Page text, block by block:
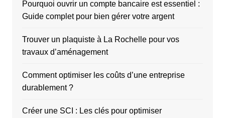
Pourquoi ouvrir un compte bancaire est essentiel :
Guide complet pour bien gérer votre argent
Trouver un plaquiste à La Rochelle pour vos
travaux d’aménagement
Comment optimiser les coûts d’une entreprise
durablement ?
Créer une SCI : Les clés pour optimiser